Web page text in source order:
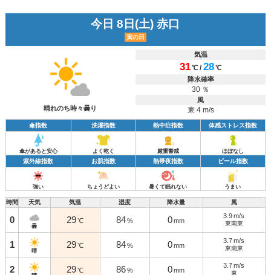
今日 8日(土) 赤口
寅の日
晴れのち時々曇り
気温
31℃ /28℃
降水確率
30 ％
風
東 4 m/s
傘指数 洗濯指数 熱中症指数 体感ストレス指数
傘があると安心 よく乾く 厳重警戒 ほぼなし
紫外線指数 お肌指数 熱帯夜指数 ビール指数
強い ちょうどよい 暑くて眠れない うまい
時間 天気 気温 湿度 降水量 風
0
曇
29 ℃ 84 % 0 mm
3.9 m/s
東南東
1
晴
29 ℃ 84 % 0 mm
3.7 m/s
東南東
2 29 ℃ 86 % 0 mm
3.7 m/s
東